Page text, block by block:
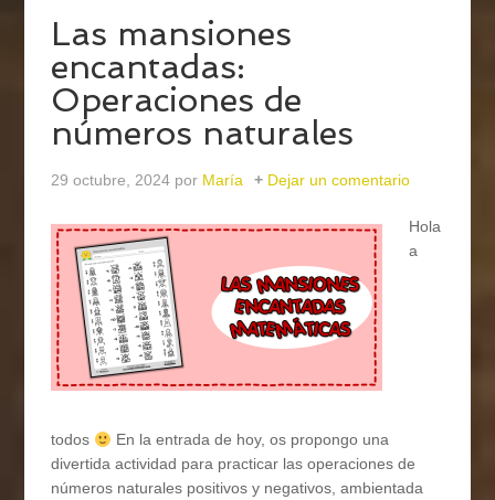
Las mansiones
encantadas:
Operaciones de
números naturales
29 octubre, 2024 por María Dejar un comentario
Hola
a
todos
En la entrada de hoy, os propongo una
divertida actividad para practicar las operaciones de
números naturales positivos y negativos, ambientada